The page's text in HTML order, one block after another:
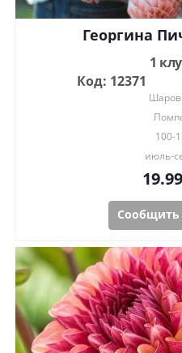
Георгина
1
Код: 12371
100-
июль-
19.99
Сообщить